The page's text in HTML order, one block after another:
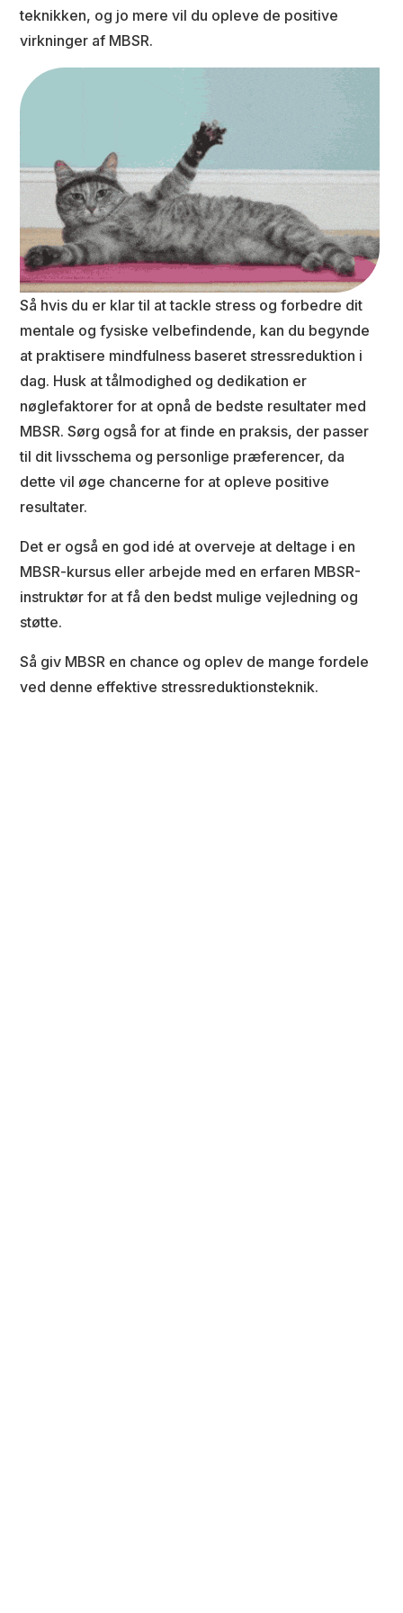
teknikken, og jo mere vil du opleve de positive
virkninger af MBSR.
Så hvis du er klar til at tackle stress og forbedre dit
mentale og fysiske velbefindende, kan du begynde
at praktisere mindfulness baseret stressreduktion i
dag. Husk at tålmodighed og dedikation er
nøglefaktorer for at opnå de bedste resultater med
MBSR. Sørg også for at finde en praksis, der passer
til dit livsschema og personlige præferencer, da
dette vil øge chancerne for at opleve positive
resultater.
Det er også en god idé at overveje at deltage i en
MBSR-kursus eller arbejde med en erfaren MBSR-
instruktør for at få den bedst mulige vejledning og
støtte.
Så giv MBSR en chance og oplev de mange fordele
ved denne effektive stressreduktionsteknik.